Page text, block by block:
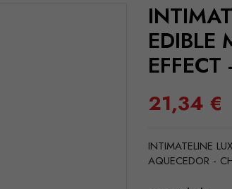
EDIBLE
21,34 €
INTIMATELINE
AQUECEDOR -